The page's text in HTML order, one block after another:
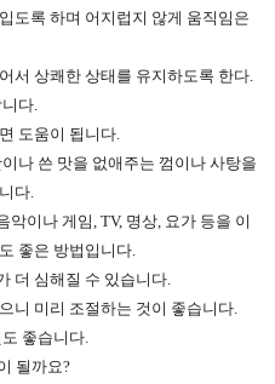
도록 하며 어지럽지 않게 움직임은
서 상쾌한 상태를 유지하도록 한다.
다.
도움이 됩니다.
나 쓴 맛을 없애주는 껌이나 사탕을
다.
이나 게임, TV, 명상, 요가 등을 이
좋은 방법입니다.
더 심해질 수 있습니다.
니 미리 조절하는 것이 좋습니다.
좋습니다.
될까요?